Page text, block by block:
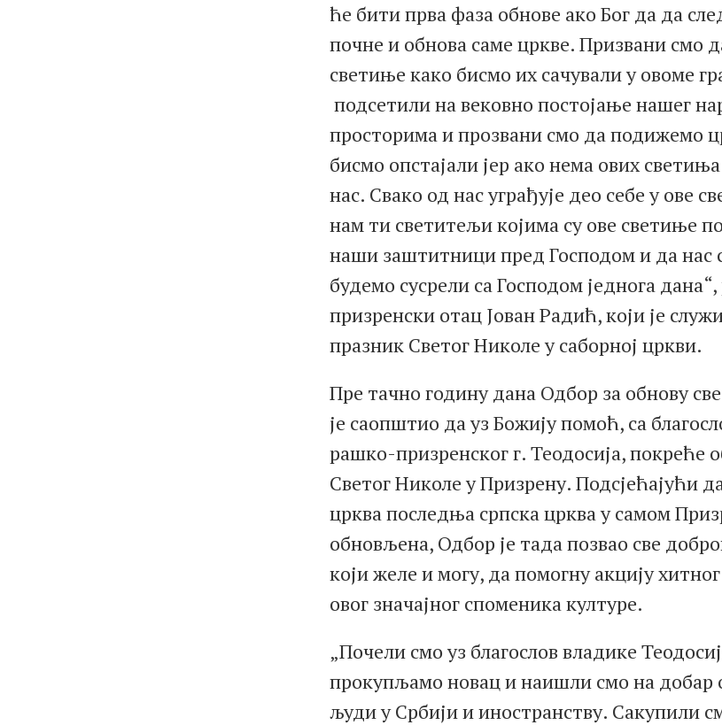
ће бити прва фаза обнове ако Бог да да
почне и обнова саме цркве. Призвани смо
светиње како бисмо их сачували у овоме
подсетили на вековно постојање нашег
просторима и прозвани смо да подижемо
бисмо опстајали јер ако нема ових
нас. Свако од нас уграђује део себе у ове
нам ти светитељи којима су ове светиње
наши заштитници пред Господом и да нас
будемо сусрели са Господом једнога дана“,
призренски отац Јован Радић, који је
празник Светог Николе у саборној цркви.
Пре тачно годину дана Одбор за обнову
је саопштио да уз Божију помоћ, са
рашко-призренског г. Теодосија, покреће
Светог Николе у Призрену. Подсјећајући
црква последња српска црква у самом
обновљена, Одбор је тада позвао све
који желе и могу, да помогну акцију
овог значајног споменика културе.
„Почели смо уз благослов владике
прокупљамо новац и наишли смо на добар
људи у Србији и иностранству. Сакупили